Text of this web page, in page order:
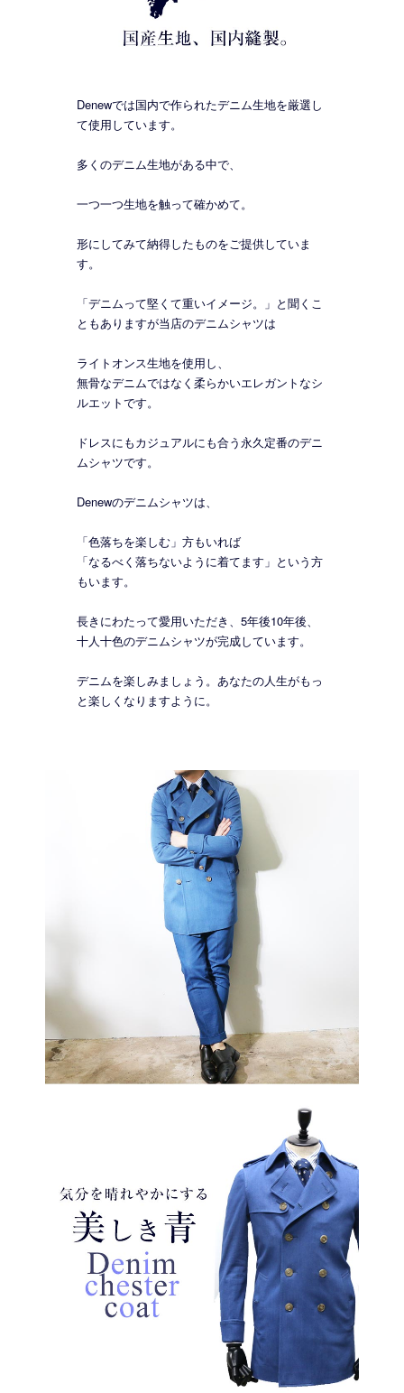
Denewでは国内で作られたデニム生地を厳選し
て使用しています。
多くのデニム生地がある中で、
一つ一つ生地を触って確かめて。
形にしてみて納得したものをご提供していま
す。
「デニムって堅くて重いイメージ。」と聞くこ
ともありますが当店のデニムシャツは
ライトオンス生地を使用し、
無骨なデニムではなく柔らかいエレガントなシ
ルエットです。
ドレスにもカジュアルにも合う永久定番のデニ
ムシャツです。
Denewのデニムシャツは、
「色落ちを楽しむ」方もいれば
「なるべく落ちないように着てます」という方
もいます。
長きにわたって愛用いただき、5年後10年後、
十人十色のデニムシャツが完成しています。
デニムを楽しみましょう。あなたの人生がもっ
と楽しくなりますように。